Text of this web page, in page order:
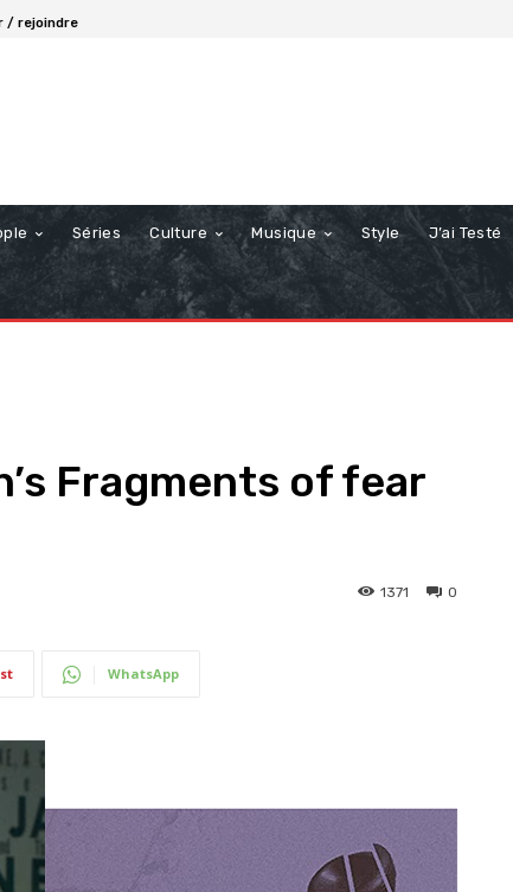
/ rejoindre
Séries Culture Musique Style J’ai Testé
Fragments of fear
0
1371
WhatsApp